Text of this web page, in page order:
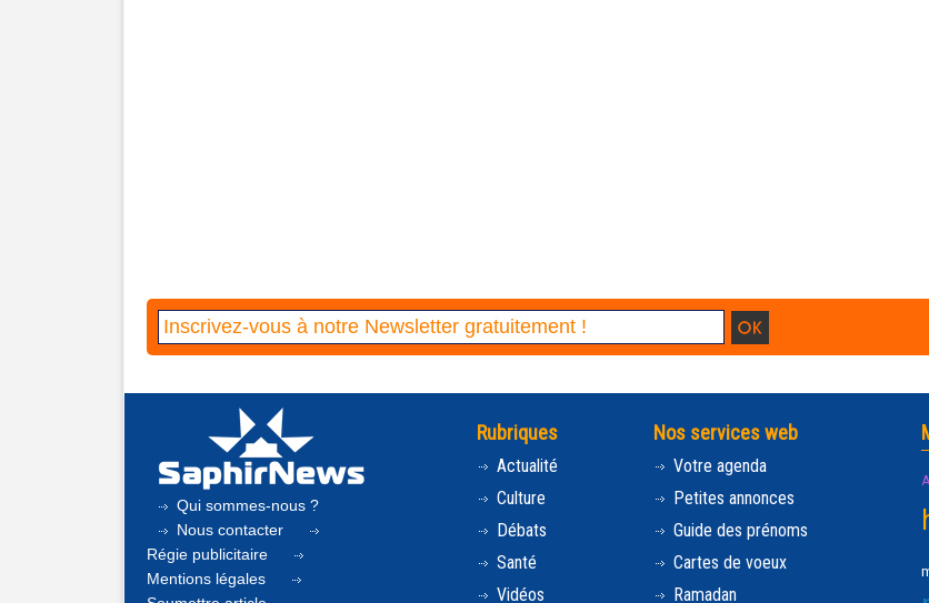
Qui sommes-nous ?
Nous contacter
Régie publicitaire
Mentions légales
Rubriques
Actualité
Culture
Débats
Santé
Vidéos
Nos services web
Votre agenda
Petites annonces
Guide des prénoms
Cartes de voeux
Ramadan